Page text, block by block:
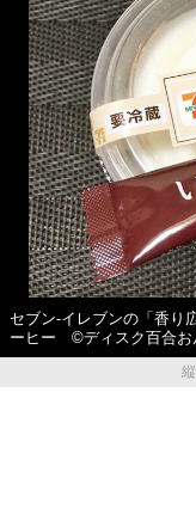
セブン‐イレブンの「香り
ーヒー ©ディスク百合お